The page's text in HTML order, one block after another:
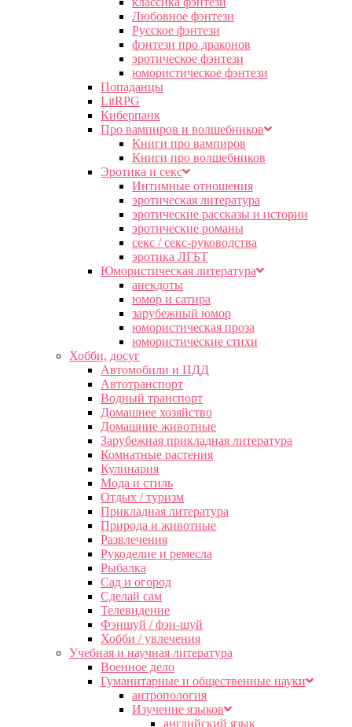
Любовное фэнтези
Русское фэнтези
фэнтези про драконов
эротическое фэнтези
юмористическое фэнтези
Попаданцы
LitRPG
Киберпанк
Про вампиров и волшебников
Книги про вампиров
Книги про волшебников
Эротика и секс
Интимные отношения
эротическая литература
эротические рассказы и истории
эротические романы
секс / секс-руководства
эротика ЛГБТ
Юмористическая литература
анекдоты
юмор и сатира
зарубежный юмор
юмористическая проза
юмористические стихи
Хобби, досуг
Автомобили и ПДД
Автотранспорт
Водный транспорт
Домашнее хозяйство
Домашние животные
Зарубежная прикладная литература
Комнатные растения
Кулинария
Мода и стиль
Отдых / туризм
Прикладная литература
Природа и животные
Развлечения
Рукоделие и ремесла
Рыбалка
Сад и огород
Сделай сам
Телевидение
Фэншуй / фэн-шуй
Хобби / увлечения
Учебная и научная литература
Военное дело
Гуманитарные и общественные науки
антропология
Изучение языков
английский язык